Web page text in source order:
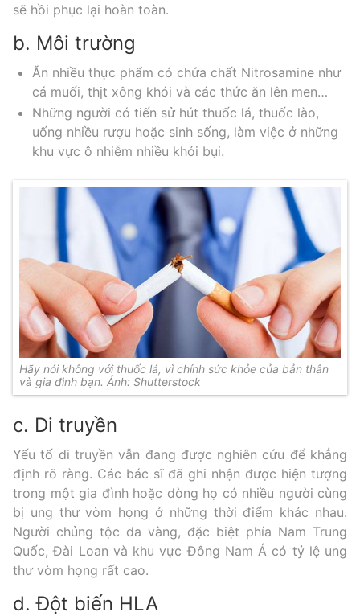
sẽ hồi phục lại hoàn toàn.
b. Môi trường
Ăn nhiều thực phẩm có chứa chất Nitrosamine như
cá muối, thịt xông khói và các thức ăn lên men…
Những người có tiến sử hút thuốc lá, thuốc lào,
uống nhiều rượu hoặc sinh sống, làm việc ở những
khu vực ô nhiễm nhiều khói bụi.
Hãy nói không với thuốc lá, vì chính sức khỏe của bản thân
và gia đình bạn. Ảnh: Shutterstock
c. Di truyền
Yếu tố di truyền vẫn đang được nghiên cứu để khẳng
định rõ ràng. Các bác sĩ đã ghi nhận được hiện tượng
trong một gia đình hoặc dòng họ có nhiều người cùng
bị ung thư vòm họng ở những thời điểm khác nhau.
Người chủng tộc da vàng, đặc biệt phía Nam Trung
Quốc, Đài Loan và khu vực Đông Nam Á có tỷ lệ ung
thư vòm họng rất cao.
d. Đột biến HLA